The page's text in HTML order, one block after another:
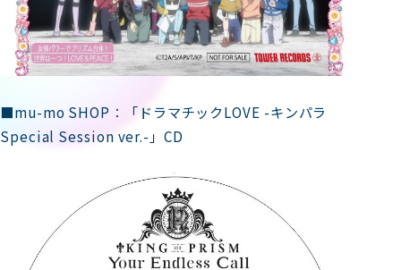
■mu-mo SHOP：「ドラマチックLOVE -キンパラ
Special Session ver.-」CD